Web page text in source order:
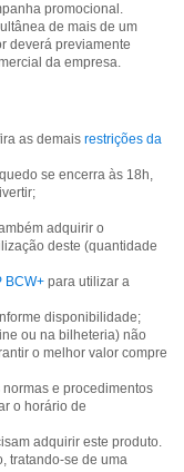
promocional.
de mais de um
deverá previamente
da empresa.
as demais restrições da
se encerra às 18h,
adquirir o
deste (quantidade
BCW+ para utilizar a
disponibilidade;
ou na bilheteria) não
o melhor valor compre
e procedimentos
o horário de
adquirir este produto.
tratando-se de uma